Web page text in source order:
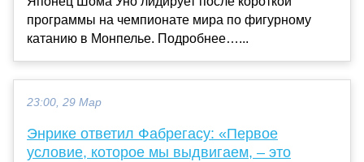
программы на чемпионате мира по фигурному
катанию в Монпелье. Подробнее…...
23:00, 29 Мар
Энрике ответил Фабрегасу: «Первое
условие, которое мы выдвигаем, – это